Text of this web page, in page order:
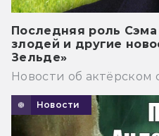
Последняя роль
злодей и другие
Зельде»
Новости об актёрском
Новости